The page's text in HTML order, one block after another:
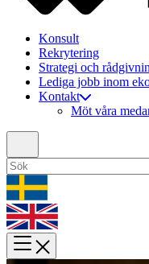
Konsult
Rekrytering
Strategi och
Lediga jobb inom
Kontakt
Möt våra